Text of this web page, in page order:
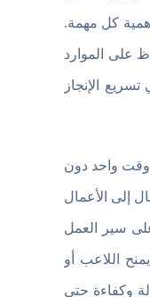
كل مهمة.
على الموارد
الإنجاز
وقت واحد دون
إلى الأعمال
على سير العمل
اللاعب أو
وكفاءة حتى